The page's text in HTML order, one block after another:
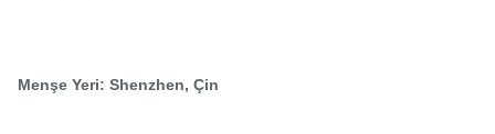
Menşe Yeri: Shenzhen, Çin